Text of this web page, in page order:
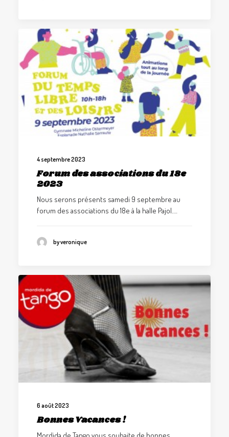
4 septembre 2023
Forum des associations du 18e
2023
Nous serons présents samedi 9 septembre au
forum des associations du 18e à la halle Pajol.…
by veronique
6 août 2023
Bonnes Vacances !